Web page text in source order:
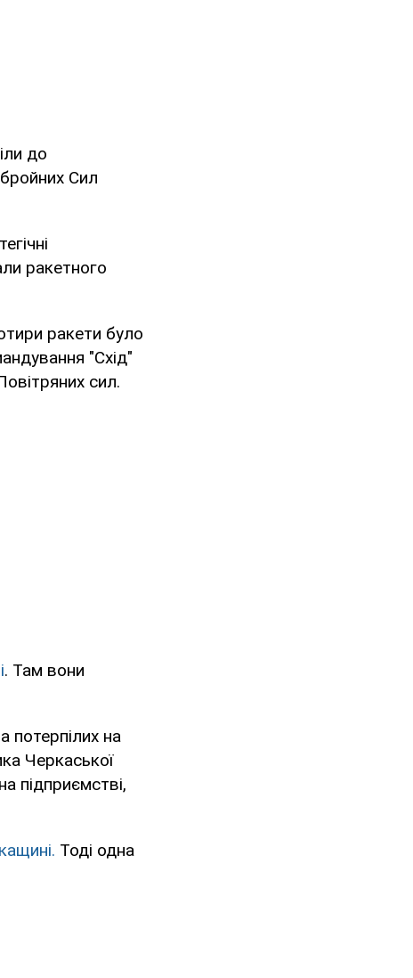
до
Сил
ракетного
ракети було
"Схід"
сил.
. Там вони
потерпілих на
Черкаської
підприємстві,
Тоді одна